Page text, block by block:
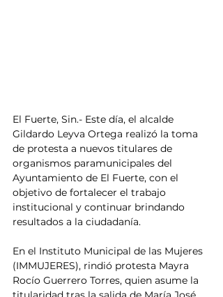
El Fuerte, Sin.- Este día, el alcalde
Gildardo Leyva Ortega realizó la toma
de protesta a nuevos titulares de
organismos paramunicipales del
Ayuntamiento de El Fuerte, con el
objetivo de fortalecer el trabajo
institucional y continuar brindando
resultados a la ciudadanía.
En el Instituto Municipal de las Mujeres
(IMMUJERES), rindió protesta Mayra
Rocío Guerrero Torres, quien asume la